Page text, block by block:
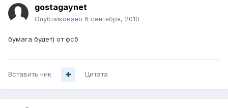
gostagaynet
Опубликовано 6 сентября, 2010
бумага будет) от фсб
Вставить ник Цитата